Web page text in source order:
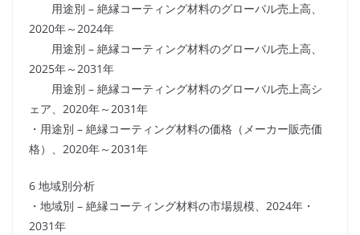
用途別 – 絶縁コーティング材料のグローバル売上高、
2020年～2024年
用途別 – 絶縁コーティング材料のグローバル売上高、
2025年～2031年
用途別 – 絶縁コーティング材料のグローバル売上高シ
ェア、2020年～2031年
・用途別 – 絶縁コーティング材料の価格（メーカー販売価
格）、2020年～2031年
6 地域別分析
・地域別 – 絶縁コーティング材料の市場規模、2024年・
2031年